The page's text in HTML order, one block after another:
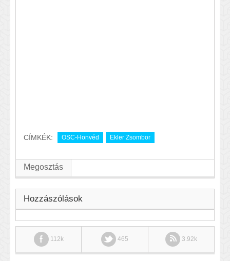
CÍMKÉK: OSC-Honvéd Ekler Zsombor
Megosztás
Hozzászólások
112k 465 3.92k